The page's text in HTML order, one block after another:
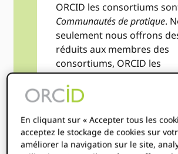
ORCID les consortiums
Communautés de pratique.
seulement nous offrons
réduits aux membres des
consortiums, ORCID les
consortiums sont des
communautés de pratique
peuvent partager des
connaissances et mettre en
commun des ressources,
résultant en un moyen
En cliquant sur « Accepter tous les
acceptez le stockage de cookies sur
améliorer la navigation sur le site,